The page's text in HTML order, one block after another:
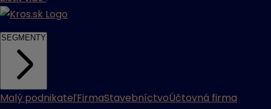
SEGMENTY
Malý podnikateľFirmaStavebníctvoÚčtovná firma